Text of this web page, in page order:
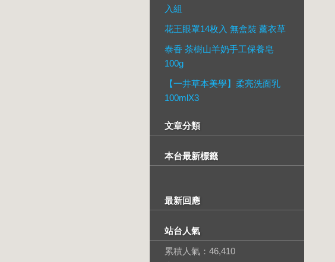
入組
花王眼罩14枚入 無盒裝 薰衣草
泰香 茶樹山羊奶手工保養皂
100g
【一井草本美學】柔亮洗面乳
100mlX3
文章分類
本台最新標籤
最新回應
站台人氣
累積人氣： 46,410